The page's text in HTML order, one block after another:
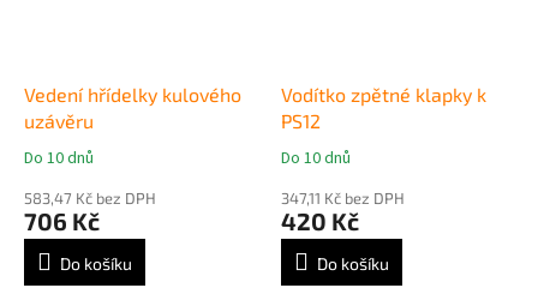
Vedení hřídelky kulového
uzávěru
Průměrné
produktu
je
5,0
Do 10 dnů
583,47 Kč bez DPH
706 Kč
Do košíku
Vodítko zpětné klapky k
PS12
Průměrné
produktu
je
5,0
Do 10 dnů
347,11 Kč bez DPH
420 Kč
Do košíku